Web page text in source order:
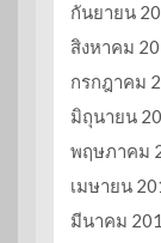
กันยายน
สิงหาคม
กรกฎาคม
มิถุนายน
พฤษภาคม
เมษายน
มีนาคม